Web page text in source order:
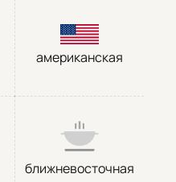
американская
ближневосточная